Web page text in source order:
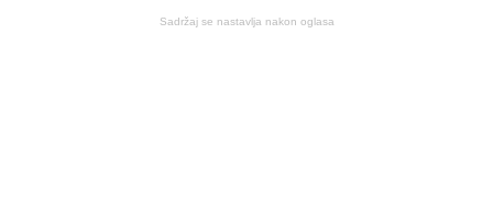
Sadržaj se nastavlja nakon oglasa